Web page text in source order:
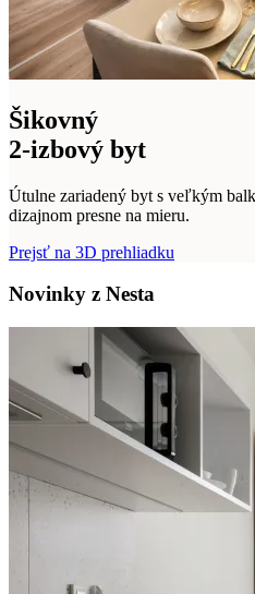
Šikovný
2-izbový byt
Útulne zariadený byt s veľkým
dizajnom presne na mieru.
Prejsť na 3D prehliadku
Novinky z Nesta